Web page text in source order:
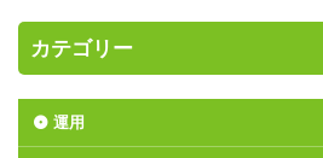
カテゴリー
運用